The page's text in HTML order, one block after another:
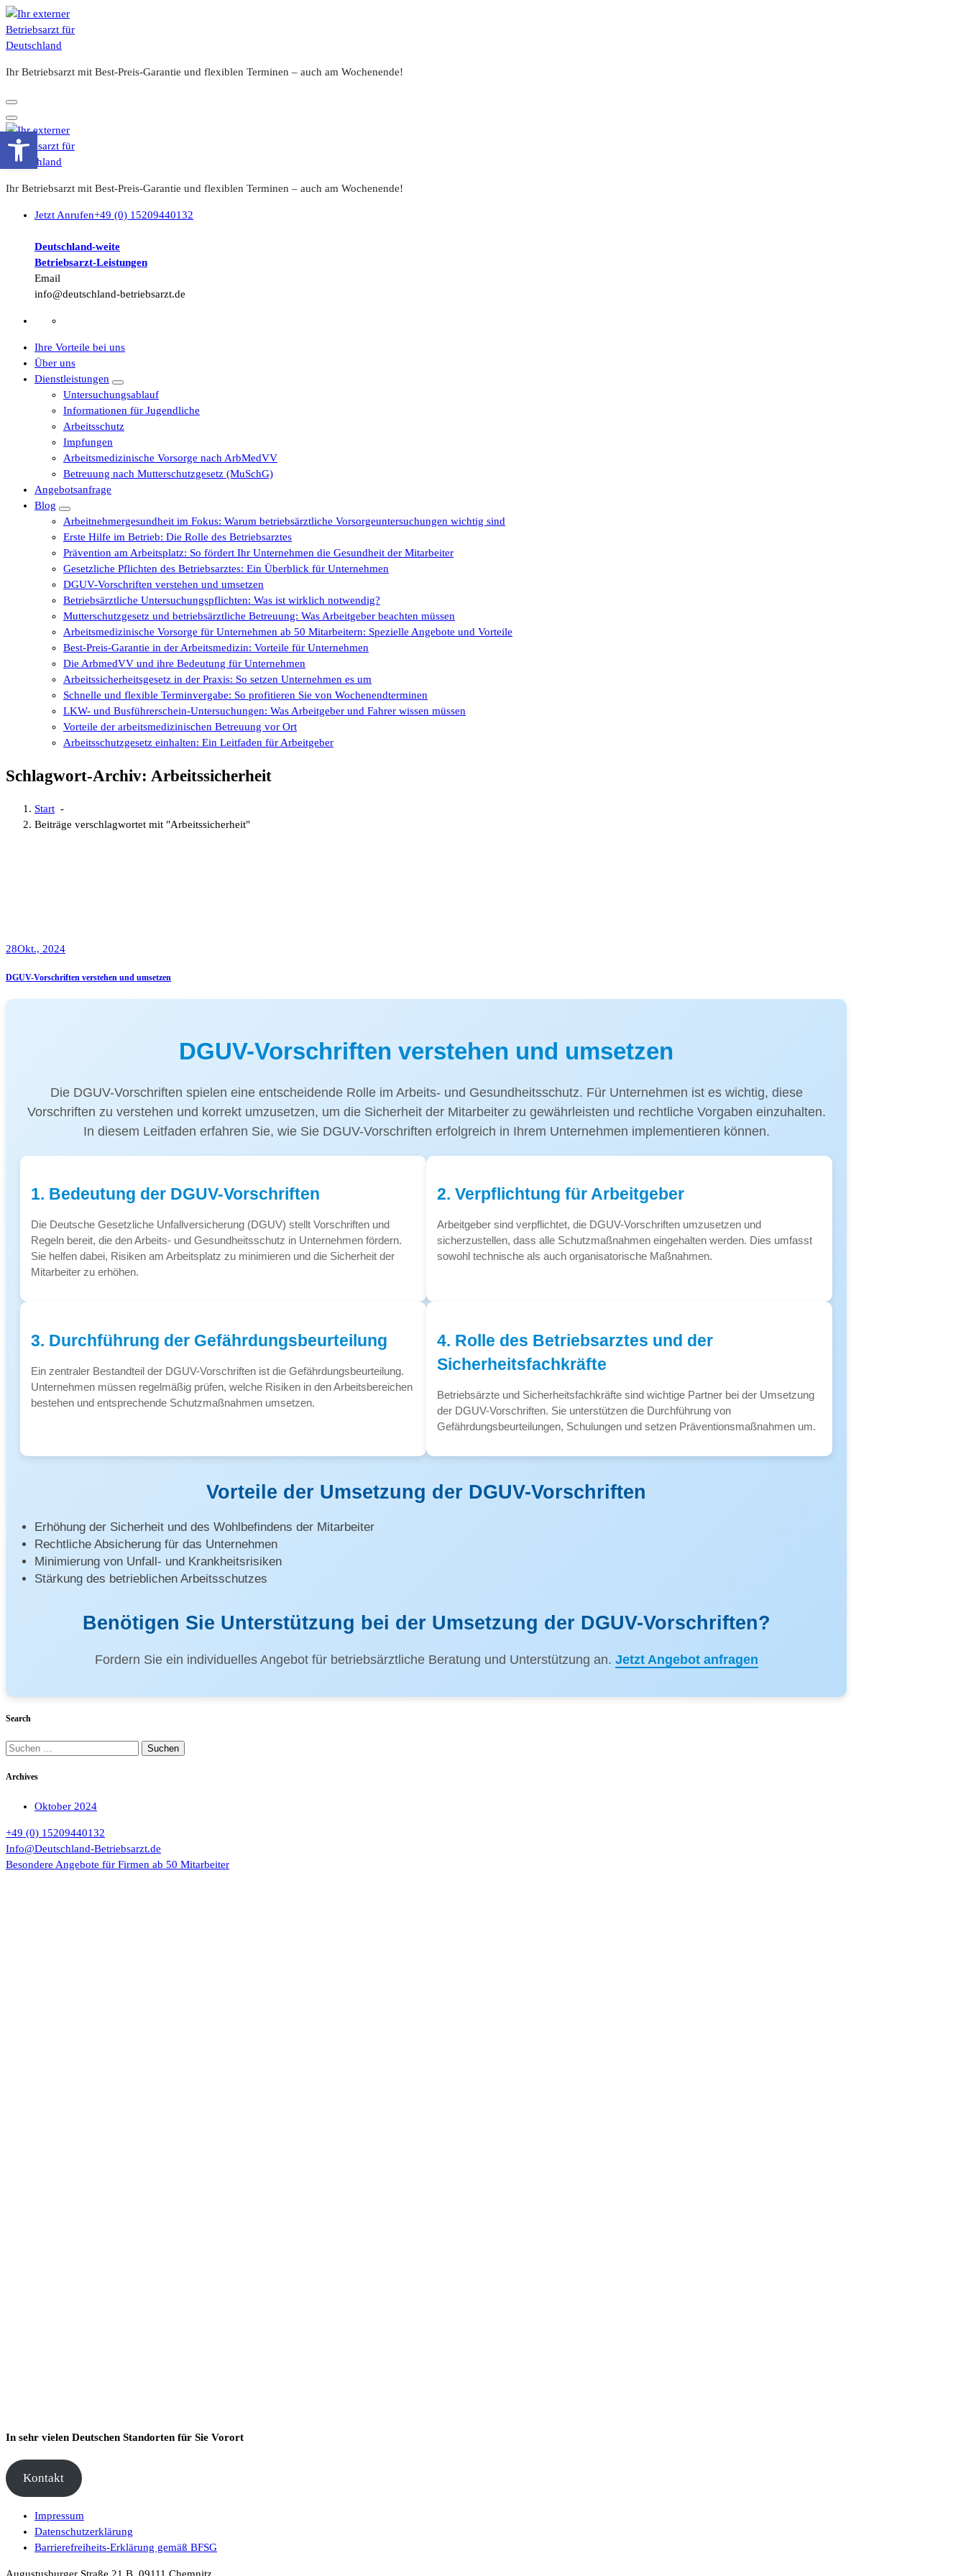
Zum
Inhalt
springen
Ihr Betriebsarzt mit Best-Preis-Garantie und flexiblen Terminen – auch am Wochenende!
Ihr Betriebsarzt mit Best-Preis-Garantie und flexiblen Terminen – auch am Wochenende!
Jetzt Anrufen+49 (0) 15209440132
Deutschland-weite
Betriebsarzt-Leistungen
Email
info@deutschland-betriebsarzt.de
Ihre Vorteile bei uns
Über uns
Dienstleistungen
Untersuchungsablauf
Informationen für Jugendliche
Arbeitsschutz
Impfungen
Arbeitsmedizinische Vorsorge nach ArbMedVV
Betreuung nach Mutterschutzgesetz (MuSchG)
Angebotsanfrage
Blog
Arbeitnehmergesundheit im Fokus: Warum betriebsärztliche Vorsorgeuntersuchungen wichtig sind
Erste Hilfe im Betrieb: Die Rolle des Betriebsarztes
Prävention am Arbeitsplatz: So fördert Ihr Unternehmen die Gesundheit der Mitarbeiter
Gesetzliche Pflichten des Betriebsarztes: Ein Überblick für Unternehmen
DGUV-Vorschriften verstehen und umsetzen
Betriebsärztliche Untersuchungspflichten: Was ist wirklich notwendig?
Mutterschutzgesetz und betriebsärztliche Betreuung: Was Arbeitgeber beachten müssen
Arbeitsmedizinische Vorsorge für Unternehmen ab 50 Mitarbeitern: Spezielle Angebote und Vorteile
Best-Preis-Garantie in der Arbeitsmedizin: Vorteile für Unternehmen
Die ArbmedVV und ihre Bedeutung für Unternehmen
Arbeitssicherheitsgesetz in der Praxis: So setzen Unternehmen es um
Schnelle und flexible Terminvergabe: So profitieren Sie von Wochenendterminen
LKW- und Busführerschein-Untersuchungen: Was Arbeitgeber und Fahrer wissen müssen
Vorteile der arbeitsmedizinischen Betreuung vor Ort
Arbeitsschutzgesetz einhalten: Ein Leitfaden für Arbeitgeber
Schlagwort-Archiv: Arbeitssicherheit
Start -
Beiträge verschlagwortet mit "Arbeitssicherheit"
28Okt., 2024
DGUV-Vorschriften verstehen und umsetzen
DGUV-Vorschriften verstehen und umsetzen
Die DGUV-Vorschriften spielen eine entscheidende Rolle im Arbeits- und Gesundheitsschutz. Für Unternehmen ist es wichtig, diese
Vorschriften zu verstehen und korrekt umzusetzen, um die Sicherheit der Mitarbeiter zu gewährleisten und rechtliche Vorgaben einzuhalten.
In diesem Leitfaden erfahren Sie, wie Sie DGUV-Vorschriften erfolgreich in Ihrem Unternehmen implementieren können.
1. Bedeutung der DGUV-Vorschriften
Die Deutsche Gesetzliche Unfallversicherung (DGUV) stellt Vorschriften und
Regeln bereit, die den Arbeits- und Gesundheitsschutz in Unternehmen fördern.
Sie helfen dabei, Risiken am Arbeitsplatz zu minimieren und die Sicherheit der
Mitarbeiter zu erhöhen.
2. Verpflichtung für Arbeitgeber
Arbeitgeber sind verpflichtet, die DGUV-Vorschriften umzusetzen und
sicherzustellen, dass alle Schutzmaßnahmen eingehalten werden. Dies umfasst
sowohl technische als auch organisatorische Maßnahmen.
3. Durchführung der Gefährdungsbeurteilung
Ein zentraler Bestandteil der DGUV-Vorschriften ist die Gefährdungsbeurteilung.
Unternehmen müssen regelmäßig prüfen, welche Risiken in den Arbeitsbereichen
bestehen und entsprechende Schutzmaßnahmen umsetzen.
4. Rolle des Betriebsarztes und der
Sicherheitsfachkräfte
Betriebsärzte und Sicherheitsfachkräfte sind wichtige Partner bei der Umsetzung
der DGUV-Vorschriften. Sie unterstützen die Durchführung von
Gefährdungsbeurteilungen, Schulungen und setzen Präventionsmaßnahmen um.
Vorteile der Umsetzung der DGUV-Vorschriften
Erhöhung der Sicherheit und des Wohlbefindens der Mitarbeiter
Rechtliche Absicherung für das Unternehmen
Minimierung von Unfall- und Krankheitsrisiken
Stärkung des betrieblichen Arbeitsschutzes
Benötigen Sie Unterstützung bei der Umsetzung der DGUV-Vorschriften?
Fordern Sie ein individuelles Angebot für betriebsärztliche Beratung und Unterstützung an. Jetzt Angebot anfragen
Search
Suchen
Archives
Oktober 2024
+49 (0) 15209440132
Info@Deutschland-Betriebsarzt.de
Besondere Angebote für Firmen ab 50 Mitarbeiter
In sehr vielen Deutschen Standorten für Sie Vorort
Kontakt
Impressum
Datenschutzerklärung
Barrierefreiheits-Erklärung gemäß BFSG
Augustusburger Straße 21 B, 09111 Chemnitz,
Werkzeugleiste öffnen